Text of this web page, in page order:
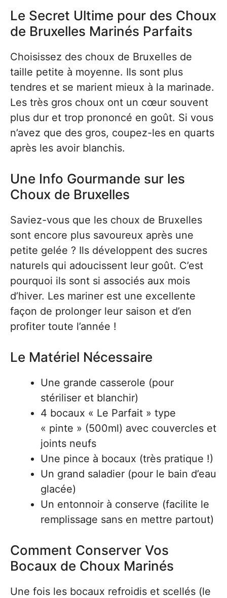
Le Secret Ultime pour des Choux
de Bruxelles Marinés Parfaits
Choisissez des choux de Bruxelles de
taille petite à moyenne. Ils sont plus
tendres et se marient mieux à la marinade.
Les très gros choux ont un cœur souvent
plus dur et trop prononcé en goût. Si vous
n’avez que des gros, coupez-les en quarts
après les avoir blanchis.
Une Info Gourmande sur les
Choux de Bruxelles
Saviez-vous que les choux de Bruxelles
sont encore plus savoureux après une
petite gelée ? Ils développent des sucres
naturels qui adoucissent leur goût. C’est
pourquoi ils sont si associés aux mois
d’hiver. Les mariner est une excellente
façon de prolonger leur saison et d’en
profiter toute l’année !
Le Matériel Nécessaire
Une grande casserole (pour
stériliser et blanchir)
4 bocaux « Le Parfait » type
« pinte » (500ml) avec couvercles et
joints neufs
Une pince à bocaux (très pratique !)
Un grand saladier (pour le bain d’eau
glacée)
Un entonnoir à conserve (facilite le
remplissage sans en mettre partout)
Comment Conserver Vos
Bocaux de Choux Marinés
Une fois les bocaux refroidis et scellés (le